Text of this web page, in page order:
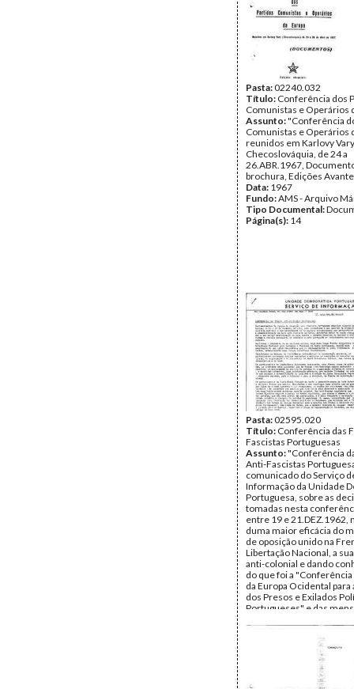
Pasta:02240.032
Título: Conferência dos
Comunistas e Operários
Assunto:"Conferência
Comunistas e Operários
reunidos em Karlovy
Checoslováquia, de 24 a
26.ABR.1967,
brochura, Edições Avante
Data: 1967
Fundo:AMS - Arquivo
Tipo Documental:
Página(s): 14
Pasta:02595.020
Título: Conferência das
Fascistas Portuguesas
Assunto:"Conferência
Anti-Fascistas
comunicado do Serviço
Informação da Unidade
Portuguesa, sobre as
tomadas nesta
entre 19 e 21.DEZ.1962,
duma maior eficácia do
de oposição unido na
Libertação Nacional, a
anti-colonial e dando
do que foi a "Conferência
da Europa Ocidental para
dos Presos e Exilados
Portugueses" e das
Janeiro de 1963
AMS - Arquivo
Tipo Documental: